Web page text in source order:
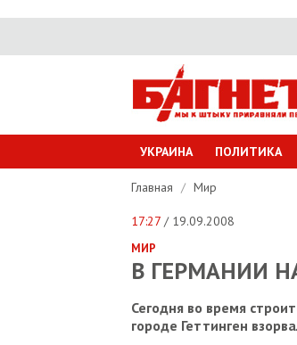
УКРАИНА ПОЛИТИКА
Главная / Мир
17:27 / 19.09.2008
МИР
В ГЕРМАНИИ
Сегодня во время
городе Геттинген